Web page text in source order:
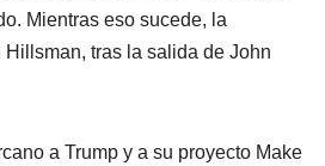
Mientras eso sucede, la
tras la salida de John
a Trump y a su proyecto Make